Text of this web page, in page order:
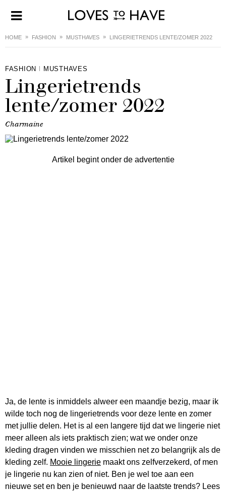
HOME FASHION MUSTHAVES LINGERIETRENDS LENTE/ZOMER 2022
FASHION MUSTHAVES
Lingerietrends
lente/zomer 2022
Charmaine
Artikel begint onder de advertentie
Ja, de lente is inmiddels alweer een maandje bezig, maar ik
wilde toch nog de lingerietrends voor deze lente en zomer
met jullie delen. Het is al een langere tijd dat we lingerie niet
meer alleen als iets praktisch zien; wat we onder onze
kleding dragen vinden we misschien net zo belangrijk als de
kleding zelf. Mooie lingerie maakt ons zelfverzekerd, of men
je lingerie nu kan zien of niet. Ben je wel toe aan een
nieuwe set en ben je benieuwd naar de laatste trends? Lees